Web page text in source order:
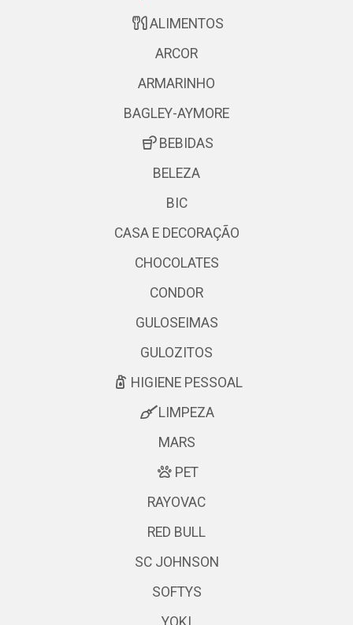
ALIMENTOS
ARCOR
ARMARINHO
BAGLEY-AYMORE
BEBIDAS
BELEZA
BIC
CASA E DECORAÇÃO
CHOCOLATES
CONDOR
GULOSEIMAS
GULOZITOS
HIGIENE PESSOAL
LIMPEZA
MARS
PET
RAYOVAC
RED BULL
SC JOHNSON
SOFTYS
YOKI